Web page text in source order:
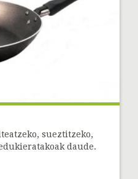
sueztitzeko,
daude.